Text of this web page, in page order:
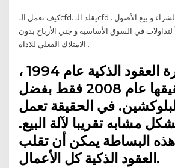
كيف تعمل الـcfd. يقلد الـcfd ربح و خسارة الحقيقية لشراء و بيع الأصول .
في السوق الأساسية و جني الأرباح بدون
الامتلاك الفعلي للاداة .
ظهرت فكرة العقود الذكية عام 1994 ،
لكن تم تحقيقها عام 2008 فقط بفضل
في الحقيقة تعمل
مشابه تقريبا لآلة البيع.
البساطة يمكن أن تقلب
العقود الذكية كل الأعمال.